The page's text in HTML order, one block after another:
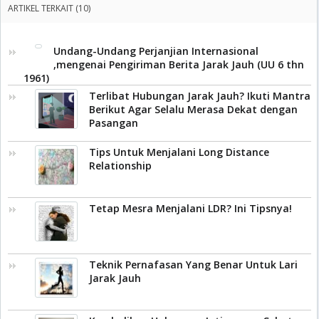
ARTIKEL TERKAIT (10)
Undang-Undang Perjanjian Internasional
,mengenai Pengiriman Berita Jarak Jauh (UU 6 thn
1961)
Terlibat Hubungan Jarak Jauh? Ikuti Mantra
Berikut Agar Selalu Merasa Dekat dengan
Pasangan
Tips Untuk Menjalani Long Distance
Relationship
Tetap Mesra Menjalani LDR? Ini Tipsnya!
Teknik Pernafasan Yang Benar Untuk Lari
Jarak Jauh